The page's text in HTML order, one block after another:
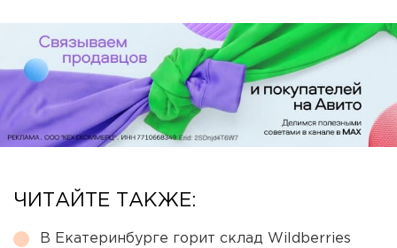
ЧИТАЙТЕ ТАКЖЕ:
В Екатеринбурге горит склад Wildberries